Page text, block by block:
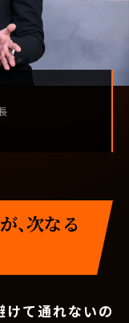
、次なる
て通れないの